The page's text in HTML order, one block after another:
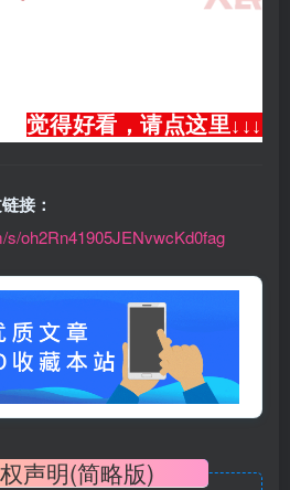
觉得好看，请点这里↓ ↓ ↓
接：
s/oh2Rn41905JENvwcKd0fag
声明(简略版)